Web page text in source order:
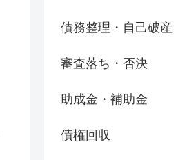
債務整理・自己破産
審査落ち・否決
助成金・補助金
債権回収